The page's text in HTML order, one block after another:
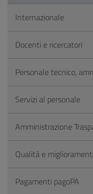
Internazionale
Docenti e ricercatori
Personale tecnico,
Servizi al personale
Amministrazione
Qualità e
Pagamenti pagoPA